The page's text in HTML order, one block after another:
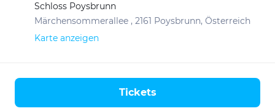
Schloss Poysbrunn
Märchensommerallee , 2161 Poysbrunn, Österreich
Karte anzeigen
Tickets